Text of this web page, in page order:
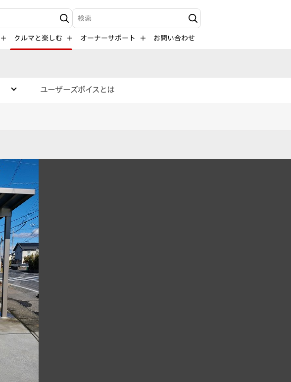
検索キーワード入力
クルマと楽しむ オーナーサポート お問い合わせ
ユーザーズボイスとは